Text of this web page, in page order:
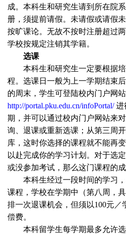
成。本科生和研究生请到所在院
册，须提前请假。未请假或请假
按旷课论。无故不按时注册超过
学校按规定注销其学籍。
选课
本科生和研究生一定要根据
程。选课日一般为上一学期结束
的周末，学生可登陆校内门户网站
http://portal.pku.edu.cn/infoPortal/ 进
期，并可以通过校内门户网站来
询、退课或重新选课；从第三周
库，这时你选择的课程就不能再
以赴完成你的学习计划。对于选
或没参加考试，那么这门课程的
本科生经过一段时间的学习
课程，学校在学期中（第八周，
排一次退课机会，但须以100元／
偿费。
本科留学生每学期最多允许